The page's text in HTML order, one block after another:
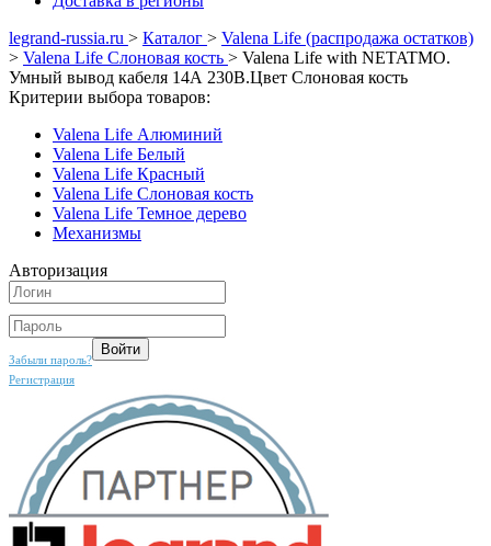
legrand-russia.ru > Каталог > Valena Life (распродажа остатков)
> Valena Life Слоновая кость > Valena Life with NETATMO.
Умный вывод кабеля 14А 230В.Цвет Слоновая кость
Критерии выбора товаров:
Valena Life Алюминий
Valena Life Белый
Valena Life Красный
Valena Life Слоновая кость
Valena Life Темное дерево
Механизмы
Авторизация
Забыли пароль?
Регистрация